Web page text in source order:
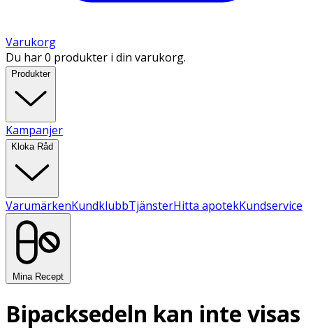
Varukorg
Du har 0 produkter i din varukorg.
Produkter
Kampanjer
Kloka Råd
VarumärkenKundklubbTjänsterHitta apotekKundservice
Mina Recept
Bipacksedeln kan inte visas